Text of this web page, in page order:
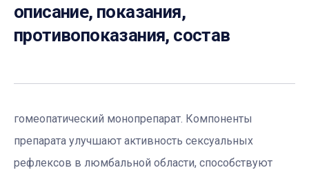
описание, показания,
противопоказания, состав
гомеопатический монопрепарат. Компоненты
препарата улучшают активность сексуальных
рефлексов в люмбальной области, способствуют